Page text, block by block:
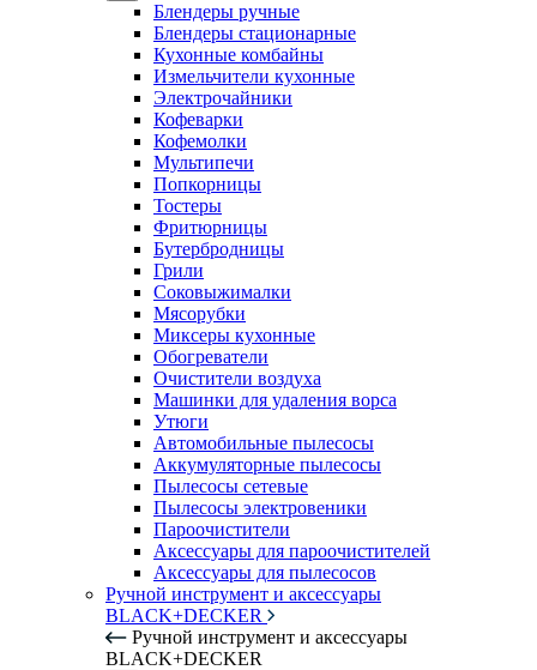
Блендеры ручные
Блендеры стационарные
Кухонные комбайны
Измельчители кухонные
Электрочайники
Кофеварки
Кофемолки
Мультипечи
Попкорницы
Тостеры
Фритюрницы
Бутербродницы
Грили
Соковыжималки
Мясорубки
Миксеры кухонные
Обогреватели
Очистители воздуха
Машинки для удаления ворса
Утюги
Автомобильные пылесосы
Аккумуляторные пылесосы
Пылесосы сетевые
Пылесосы электровеники
Пароочистители
Аксессуары для пароочистителей
Аксессуары для пылесосов
Ручной инструмент и аксессуары
BLACK+DECKER
Ручной инструмент и аксессуары
BLACK+DECKER